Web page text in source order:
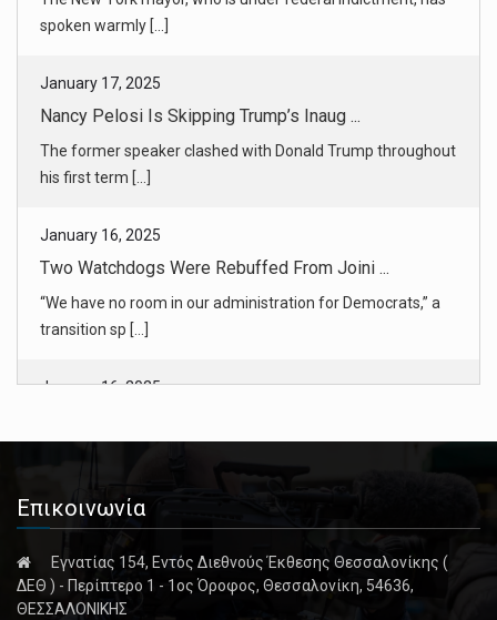
The former speaker clashed with Donald Trump throughout
January 16, 2025
Two Watchdogs Were Rebuffed From Joini ...
“We have no room in our administration for Democrats,” a
January 16, 2025
TikTok Refugees Get Wry Welcome on Red ...
In their mass migration to the Chinese app RedNote, social
Bob Dylan Joins TikTok in What May Be ...
white clip [...]
January 17, 2025
David Lynch Dead: ‘Twin Peaks’ and ‘Mu ...
Επικοινωνία
Εγνατίας 154, Εντός Διεθνούς Έκθεσης Θεσσαλονίκης (
ΔΕΘ ) - Περίπτερο 1 - 1ος Όροφος, Θεσσαλονίκη, 54636,
ΘΕΣΣΑΛΟΝΙΚΗΣ